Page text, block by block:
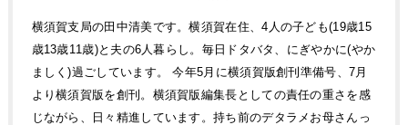
横須賀支局の田中清美です。横須賀在住、4人の子ども(19歳15
歳13歳11歳)と夫の6人暮らし。毎日ドタバタ、にぎやかに(やか
ましく)過ごしています。 今年5月に横須賀版創刊準備号、7月
より横須賀版を創刊。横須賀版編集長としての責任の重さを感
じながら、日々精進しています。持ち前のデタラメお母さんっ